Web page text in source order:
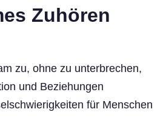
Zuhören
zu, ohne zu unterbrechen,
und Beziehungen
für Menschen